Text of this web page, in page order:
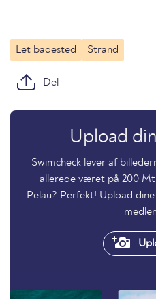
Let badested Strand
Del
Upload
Swimcheck lever af
allerede været på 200
Pelau? Perfekt! Upload